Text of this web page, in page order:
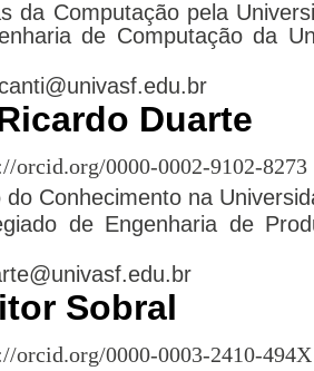
da Computação pela
de Computação da
Duarte
orcid.org/0000-0002-9102-8273
Conhecimento na
de Engenharia de
Sobral
orcid.org/0000-0003-2410-494X